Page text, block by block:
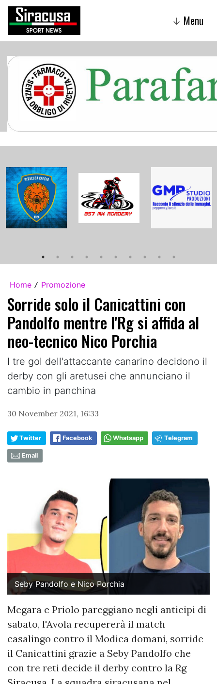
↓ Menu
Home / Promozione
Sorride solo il Canicattini con
Pandolfo mentre l'Rg si affida al
neo-tecnico Nico Porchia
I tre gol dell'attaccante canarino decidono il
derby con gli aretusei che annunciano il
cambio in panchina
30 November 2021, 16:33
Twitter Facebook Whatsapp Telegram
Email
Seby Pandolfo e Nico Porchia
Megara e Priolo pareggiano negli anticipi di
sabato, l'Avola recupererà il match
casalingo contro il Modica domani, sorride
il Canicattini grazie a Seby Pandolfo che
con tre reti decide il derby contro la Rg